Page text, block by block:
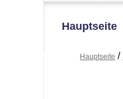
Hauptseite
Hauptseite /